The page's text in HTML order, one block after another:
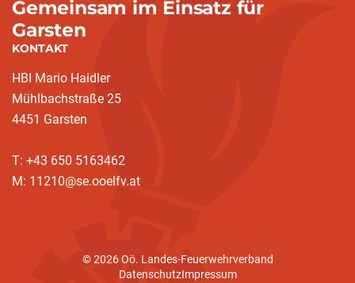
Gemeinsam im Einsatz für
Garsten
KONTAKT
HBI Mario Haidler
Mühlbachstraße 25
4451 Garsten
T: +43 650 5163462
M: 11210@se.ooelfv.at
© 2026 Oö. Landes-Feuerwehrverband
DatenschutzImpressum